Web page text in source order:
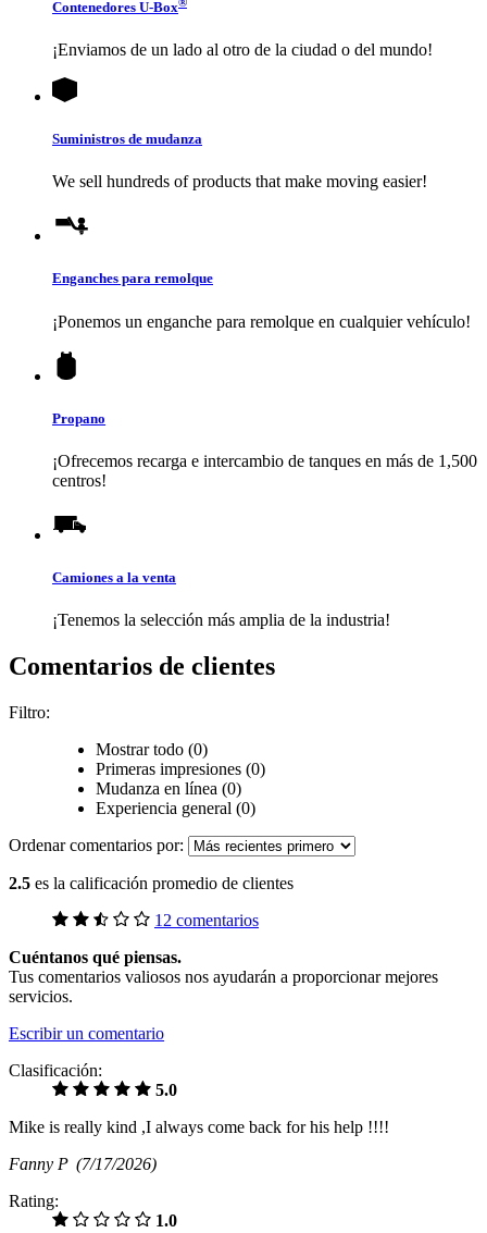
Contenedores U-Box
¡Enviamos de un lado al otro de la ciudad o del mundo!
Suministros de mudanza
We sell hundreds of products that make moving easier!
Enganches para remolque
¡Ponemos un enganche para remolque en cualquier vehículo!
Propano
¡Ofrecemos recarga e intercambio de tanques en más de 1,500
centros!
Camiones a la venta
¡Tenemos la selección más amplia de la industria!
Comentarios de clientes
Filtro:
Mostrar todo (0)
Primeras impresiones (0)
Mudanza en línea (0)
Experiencia general (0)
Ordenar comentarios por:
2.5 es la calificación promedio de clientes
12 comentarios
Cuéntanos qué piensas.
Tus comentarios valiosos nos ayudarán a proporcionar mejores
servicios.
Escribir un comentario
Clasificación:
5.0
Mike is really kind ,I always come back for his help !!!!
Fanny P (7/17/2026)
Rating:
1.0